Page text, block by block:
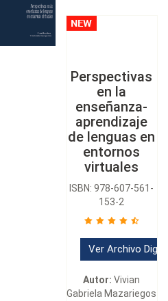
Perspectivas
en la
enseñanza-
aprendizaje
de lenguas en
entornos
virtuales
ISBN: 978-607-561-
153-2
Ver Archivo
Autor:Vivian
Gabriela Mazariegos